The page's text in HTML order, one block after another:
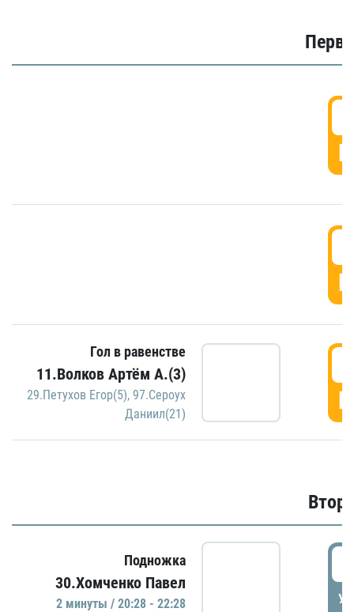
Гол в равенстве
11.Волков Артём А.(3)
29.Петухов Егор(5), 97.Сероух
Даниил(21)
Подножка
30.Хомченко Павел
2 минуты / 20:28 - 22:28